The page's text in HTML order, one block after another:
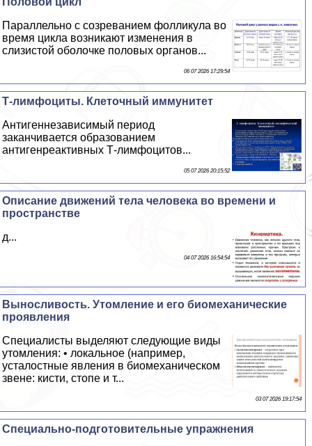
Параллельно с созреванием фолликула во
время цикла возникают изменения в
слизистой оболочке пoлoвых органов...
06 07 2026 17:29:54
Т-лимфоциты. Клеточный иммунитет
Антигеннезависимый период
заканчивается образованием
антигенреактивных Т-лимфоцитов...
05 07 2026 20:15:52
Описание движений тела человека во времени и
прострaнcтве
д...
04 07 2026 16:54:54
Выносливость. Утомление и его биомеханические
проявления
Специалисты выделяют следующие виды
утомления: • локальное (например,
усталостные явления в биомеханическом
звене: кисти, стопе и т...
03 07 2026 19:17:54
Специально-подготовительные упражнения